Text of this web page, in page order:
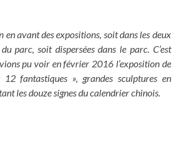
en avant des expositions, soit dans les deux
parc, soit dispersées dans le parc. C’est
pu voir en février 2016 l’exposition de
fantastiques », grandes sculptures en
les douze signes du calendrier chinois.